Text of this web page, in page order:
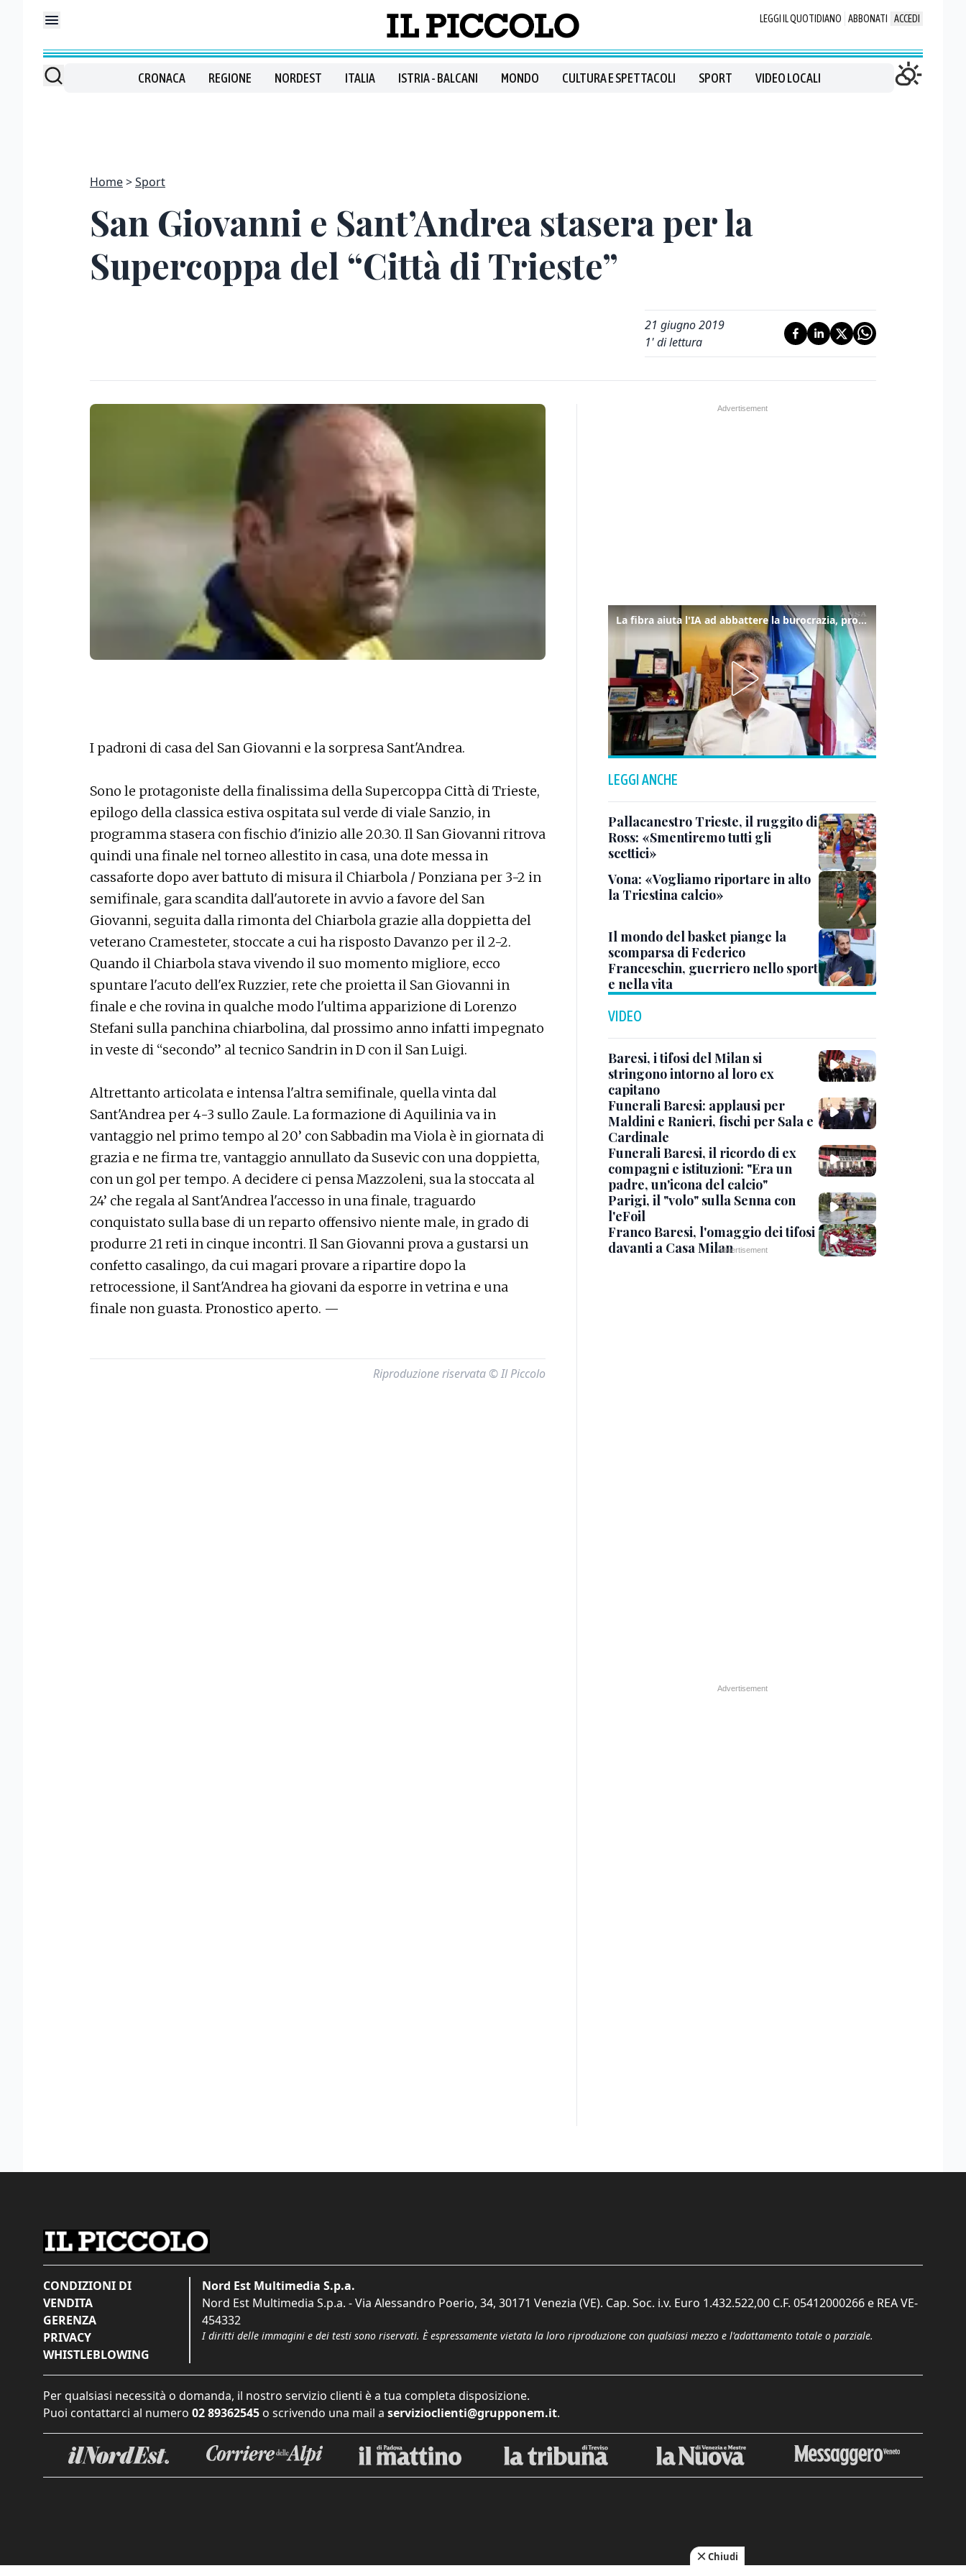
LEGGI IL QUOTIDIANO ABBONATI ACCEDI
CRONACA REGIONE NORDEST ITALIA ISTRIA - BALCANI MONDO CULTURA E SPETTACOLI SPORT VIDEO LOCALI
Home Sport
San Giovanni e Sant’Andrea stasera per la
Supercoppa del “Città di Trieste”
21 giugno 2019
1' di lettura
I padroni di casa del San Giovanni e la sorpresa Sant'Andrea.
Sono le protagoniste della finalissima della Supercoppa Città di Trieste,
epilogo della classica estiva ospitata sul verde di viale Sanzio, in
programma stasera con fischio d'inizio alle 20.30. Il San Giovanni ritrova
quindi una finale nel torneo allestito in casa, una dote messa in
cassaforte dopo aver battuto di misura il Chiarbola / Ponziana per 3-2 in
semifinale, gara scandita dall'autorete in avvio a favore del San
Giovanni, seguita dalla rimonta del Chiarbola grazie alla doppietta del
veterano Cramesteter, stoccate a cui ha risposto Davanzo per il 2-2.
Quando il Chiarbola stava vivendo il suo momento migliore, ecco
spuntare l'acuto dell'ex Ruzzier, rete che proietta il San Giovanni in
finale e che rovina in qualche modo l'ultima apparizione di Lorenzo
Stefani sulla panchina chiarbolina, dal prossimo anno infatti impegnato
in veste di “secondo” al tecnico Sandrin in D con il San Luigi.
Altrettanto articolata e intensa l'altra semifinale, quella vinta dal
Sant'Andrea per 4-3 sullo Zaule. La formazione di Aquilinia va in
vantaggio nel primo tempo al 20’ con Sabbadin ma Viola è in giornata di
grazia e ne firma tre, vantaggio annullato da Susevic con una doppietta,
con un gol per tempo. A decidere ci pensa Mazzoleni, sua la stoccata al
24’ che regala al Sant'Andrea l'accesso in una finale, traguardo
conquistato sulla base di un reparto offensivo niente male, in grado di
produrre 21 reti in cinque incontri. Il San Giovanni prova a gustarsi un
confetto casalingo, da cui magari provare a ripartire dopo la
retrocessione, il Sant'Andrea ha giovani da esporre in vetrina e una
finale non guasta. Pronostico aperto. —
Riproduzione riservata © Il Piccolo
La fibra aiuta l'IA ad abbattere la burocrazia, progetto pilota in Veneto
LEGGI ANCHE
Pallacanestro Trieste, il ruggito di
Ross: «Smentiremo tutti gli
scettici»
Vona: «Vogliamo riportare in alto
la Triestina calcio»
Il mondo del basket piange la
scomparsa di Federico
Franceschin, guerriero nello sport
e nella vita
VIDEO
Baresi, i tifosi del Milan si
stringono intorno al loro ex
capitano
Funerali Baresi: applausi per
Maldini e Ranieri, fischi per Sala e
Cardinale
Funerali Baresi, il ricordo di ex
compagni e istituzioni: "Era un
padre, un'icona del calcio"
Parigi, il "volo" sulla Senna con
l'eFoil
Franco Baresi, l'omaggio dei tifosi
davanti a Casa Milan
CONDIZIONI DI
VENDITA
GERENZA
PRIVACY
WHISTLEBLOWING
Nord Est Multimedia S.p.a.
Nord Est Multimedia S.p.a. - Via Alessandro Poerio, 34, 30171 Venezia (VE). Cap. Soc. i.v. Euro 1.432.522,00 C.F. 05412000266 e REA VE-
454332
I diritti delle immagini e dei testi sono riservati. È espressamente vietata la loro riproduzione con qualsiasi mezzo e l'adattamento totale o parziale.
Per qualsiasi necessità o domanda, il nostro servizio clienti è a tua completa disposizione.
Puoi contattarci al numero 02 89362545 o scrivendo una mail a servizioclienti@grupponem.it.
Chiudi